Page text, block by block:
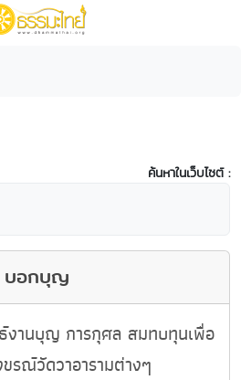
ค้นหาในเว็บไซต์ :
บอกบุญ
งานบุญ การกุศล สมทบทุนเพื่อ
รณ์วัดวาอารามต่างๆ